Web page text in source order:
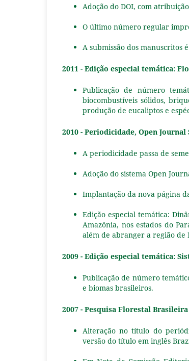
Adoção do DOI, com
O último número regular
A submissão dos manuscritos
2011 - Edição especial temática:
Publicação de número
biocombustíveis sólidos,
produção de eucaliptos e
2010 - Periodicidade, Open
A periodicidade passa de
Adoção do sistema Open
Implantação da nova página
Edição especial temática:
Amazônia, nos estados do
além de abranger a região de
2009 - Edição especial temática:
Publicação de número
e biomas brasileiros.
2007 - Pesquisa Florestal Brasileira
Alteração no título do
versão do título em inglês